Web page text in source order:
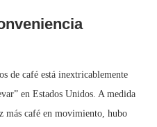
de café está inextricablemente
en Estados Unidos. A medida
más café en movimiento, hubo